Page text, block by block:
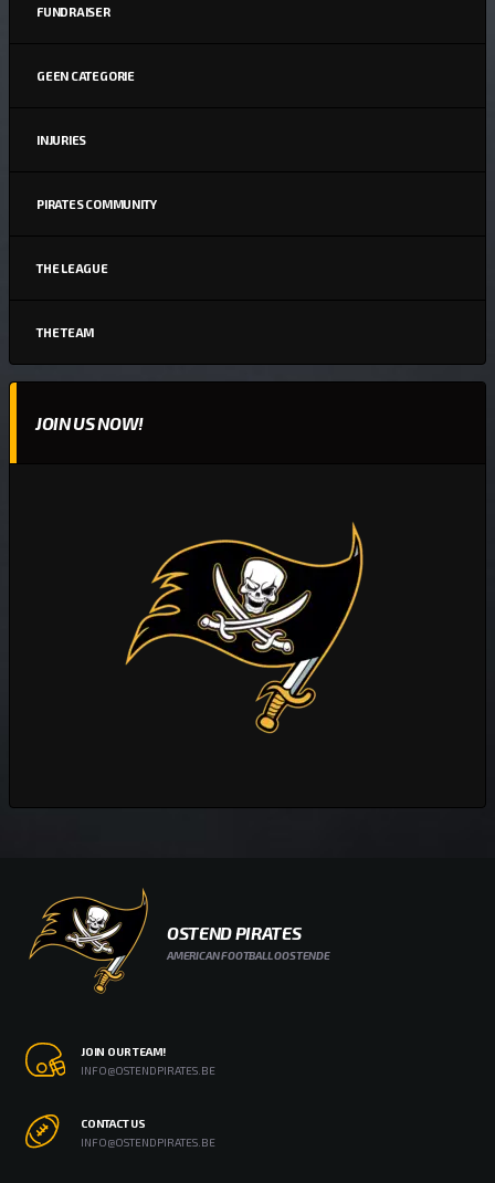
FUNDRAISER
GEEN CATEGORIE
INJURIES
PIRATES COMMUNITY
THE LEAGUE
THE TEAM
JOIN US NOW!
OSTEND PIRATES
AMERICAN FOOTBALL OOSTENDE
JOIN OUR TEAM!
INFO@OSTENDPIRATES.BE
CONTACT US
INFO@OSTENDPIRATES.BE